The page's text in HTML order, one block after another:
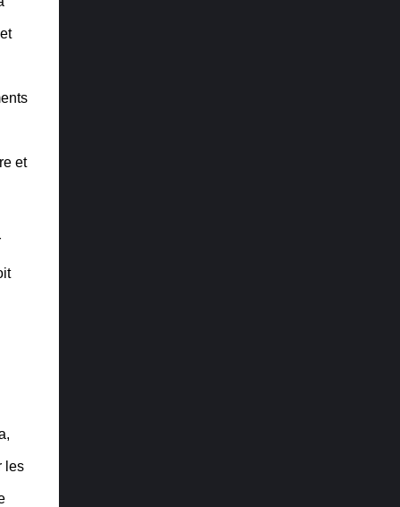
et
les